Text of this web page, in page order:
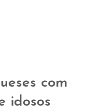
com
idosos